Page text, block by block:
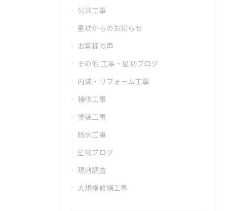
公共工事
星功からのお知らせ
お客様の声
その他 工事・星功ブログ
内装・リフォーム工事
補修工事
塗装工事
防水工事
星功ブログ
現地調査
大規模修繕工事